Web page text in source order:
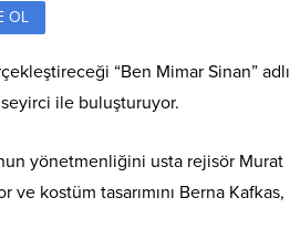
OL
“Ben Mimar Sinan” adlı
ile buluşturuyor.
yönetmenliğini usta rejisör Murat
ve kostüm tasarımını Berna Kafkas,